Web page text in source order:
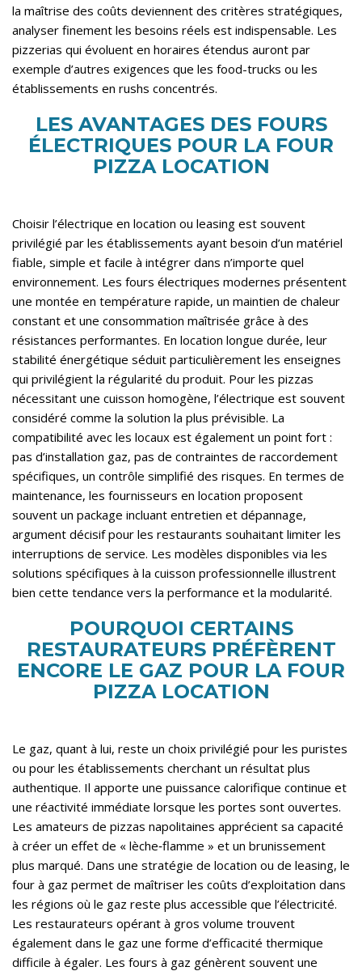
la maîtrise des coûts deviennent des critères stratégiques,
analyser finement les besoins réels est indispensable. Les
pizzerias qui évoluent en horaires étendus auront par
exemple d’autres exigences que les food-trucks ou les
établissements en rushs concentrés.
LES AVANTAGES DES FOURS
ÉLECTRIQUES POUR LA FOUR
PIZZA LOCATION
Choisir l’électrique en location ou leasing est souvent
privilégié par les établissements ayant besoin d’un matériel
fiable, simple et facile à intégrer dans n’importe quel
environnement. Les fours électriques modernes présentent
une montée en température rapide, un maintien de chaleur
constant et une consommation maîtrisée grâce à des
résistances performantes. En location longue durée, leur
stabilité énergétique séduit particulièrement les enseignes
qui privilégient la régularité du produit. Pour les pizzas
nécessitant une cuisson homogène, l’électrique est souvent
considéré comme la solution la plus prévisible. La
compatibilité avec les locaux est également un point fort :
pas d’installation gaz, pas de contraintes de raccordement
spécifiques, un contrôle simplifié des risques. En termes de
maintenance, les fournisseurs en location proposent
souvent un package incluant entretien et dépannage,
argument décisif pour les restaurants souhaitant limiter les
interruptions de service. Les modèles disponibles via les
solutions spécifiques à la cuisson professionnelle illustrent
bien cette tendance vers la performance et la modularité.
POURQUOI CERTAINS
RESTAURATEURS PRÉFÈRENT
ENCORE LE GAZ POUR LA FOUR
PIZZA LOCATION
Le gaz, quant à lui, reste un choix privilégié pour les puristes
ou pour les établissements cherchant un résultat plus
authentique. Il apporte une puissance calorifique continue et
une réactivité immédiate lorsque les portes sont ouvertes.
Les amateurs de pizzas napolitaines apprécient sa capacité
à créer un effet de « lèche‑flamme » et un brunissement
plus marqué. Dans une stratégie de location ou de leasing, le
four à gaz permet de maîtriser les coûts d’exploitation dans
les régions où le gaz reste plus accessible que l’électricité.
Les restaurateurs opérant à gros volume trouvent
également dans le gaz une forme d’efficacité thermique
difficile à égaler. Les fours à gaz génèrent souvent une